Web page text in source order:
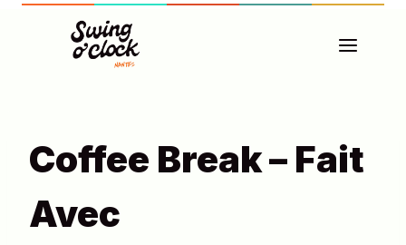
Aller
Coffee Break – Fait
Avec